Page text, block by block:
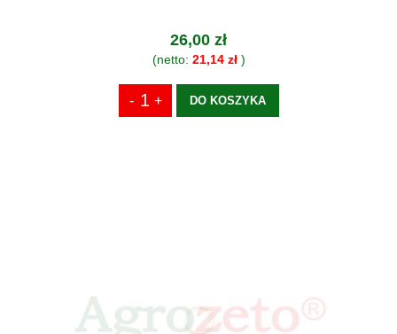
26,00 zł
(netto: 21,14 zł)
DO KOSZYKA